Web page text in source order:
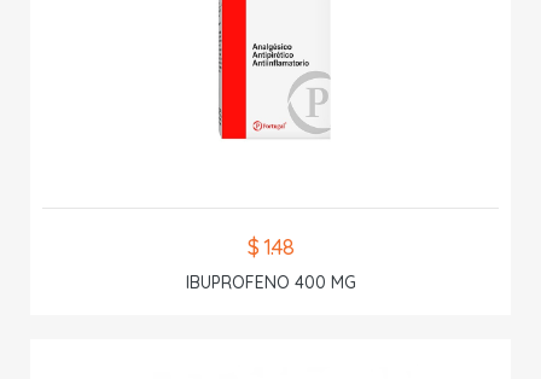
$ 1.48
IBUPROFENO 400 MG